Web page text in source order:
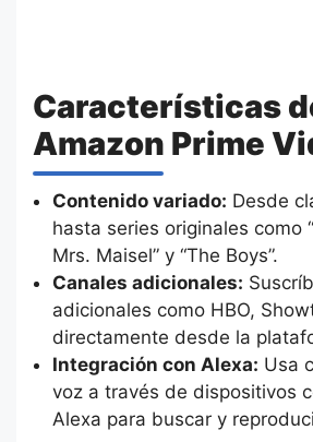
Características
Amazon Prime
Contenido variado: Desde
hasta series originales como
Mrs. Maisel” y “The Boys”.
Canales adicionales:
adicionales como HBO,
directamente desde la
Integración con Alexa: Usa
voz a través de dispositivos
Alexa para buscar y